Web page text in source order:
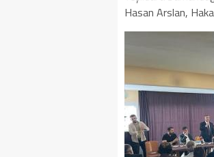
Hasan Arslan,